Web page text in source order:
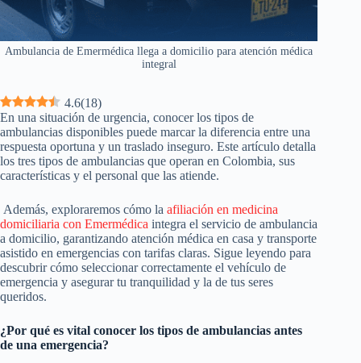
Ambulancia de Emermédica llega a domicilio para atención médica
integral
4.6(18)
En una situación de urgencia, conocer los tipos de
ambulancias disponibles puede marcar la diferencia entre una
respuesta oportuna y un traslado inseguro. Este artículo detalla
los tres tipos de ambulancias que operan en Colombia, sus
características y el personal que las atiende.
Además, exploraremos cómo la afiliación en medicina
domiciliaria con Emermédica integra el servicio de ambulancia
a domicilio, garantizando atención médica en casa y transporte
asistido en emergencias con tarifas claras. Sigue leyendo para
descubrir cómo seleccionar correctamente el vehículo de
emergencia y asegurar tu tranquilidad y la de tus seres
queridos.
¿Por qué es vital conocer los tipos de ambulancias antes
de una emergencia?